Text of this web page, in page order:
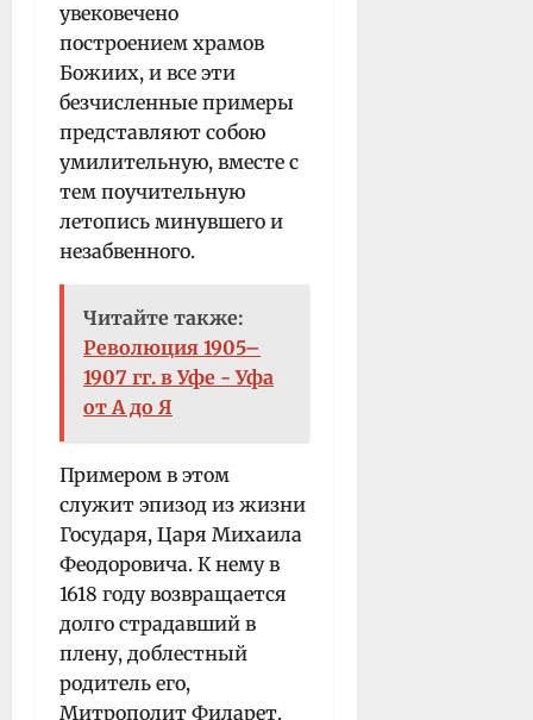
увековечено
построением храмов
Божиих, и все эти
безчисленные примеры
представляют собою
умилительную, вместе с
тем поучительную
летопись минувшего и
незабвенного.
Читайте также:
Революция 1905–
1907 гг. в Уфе - Уфа
от А до Я
Примером в этом
служит эпизод из жизни
Государя, Царя Михаила
Феодоровича. К нему в
1618 году возвращается
долго страдавший в
плену, доблестный
родитель его,
Митрополит Филарет.